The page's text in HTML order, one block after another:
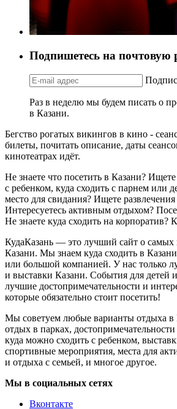
Подпишетесь на почтовую
Раз в неделю мы будем писать о
в Казани.
Бегство рогатых викингов в кино -
билеты, почитать описание, даты
кинотеатрах идёт.
Не знаете что посетить в Казани? Ищете
с ребенком, куда сходить с парнем или
место для свидания? Ищете
Интересуетесь активным отдыхом?
Не знаете куда сходить на корпоратив?
КудаКазань — это лучший сайт о самых
Казани. Мы знаем куда сходить в
или большой компанией. У нас только
и выставки Казани. События для детей
лучшие достопримечательности и
которые обязательно стоит посетить!
Мы советуем любые варианты отдыха
отдых в парках,
куда можно сходить с ребенком,
спортивные мероприятия, места для
и отдыха с семьей, и многое другое.
Мы в социальных сетях
Вконтакте